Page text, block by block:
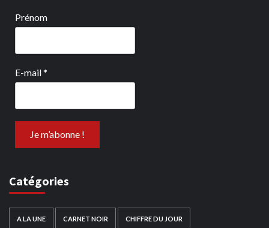
Prénom
E-mail*
Catégories
A LA UNE CARNET NOIR CHIFFRE DU JOUR